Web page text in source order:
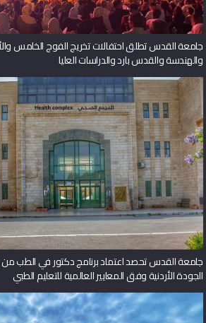
جامعة القدس تطلق احتفالات تخريج الفوج الخامس
والهندسة والقدس بارد والدراسات العليا
جامعة القدس تحصد اعتماد برنامج دكتور في الطب
الجودة الأردنية وفق المعايير العالمية للتعليم الطبي